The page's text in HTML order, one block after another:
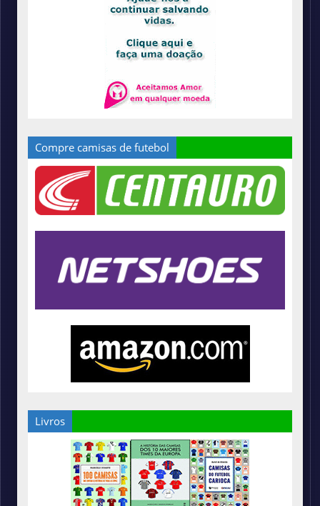
Compre camisas de futebol
Livros